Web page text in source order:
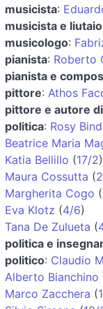
musicista:
musicista e liutaio
musicologo:
pianista: Roberto
pianista e
pittore: Athos
pittore e autore
politica: Rosy
Beatrice Maria
Katia Bellillo (17/2)
Maura Cossutta (
Margherita Cogo (
Eva Klotz (4/6)
Tana De Zulueta (
politica e
politico: Claudio
Alberto Bianchino
Marco Zacchera (